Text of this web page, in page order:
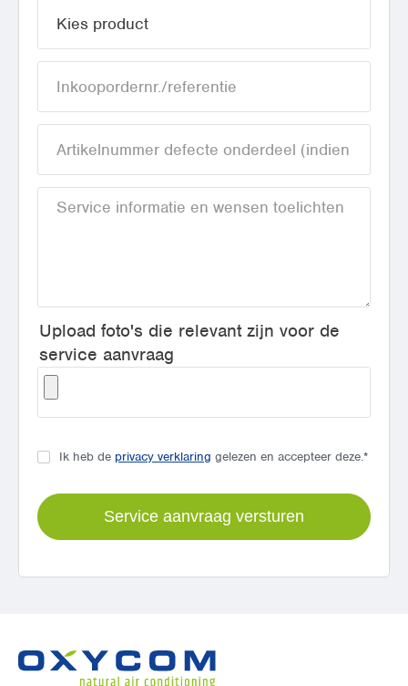
Upload foto's die relevant zijn voor de
service aanvraag
Ik heb de privacy verklaring gelezen en accepteer deze.*